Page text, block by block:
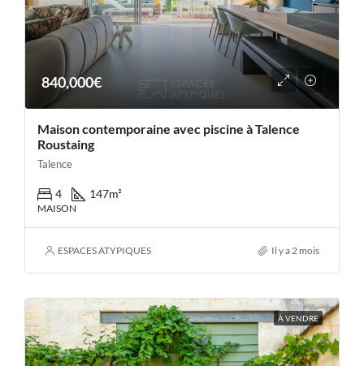
840,000€
Maison contemporaine avec piscine à Talence
Roustaing
Talence
4 147m²
MAISON
ESPACES ATYPIQUES Il y a 2 mois
À VENDRE